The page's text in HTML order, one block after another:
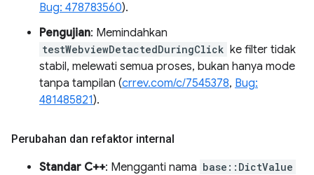
Bug: 478783560).
Pengujian: Memindahkan
testWebviewDetactedDuringClick ke filter tidak
stabil, melewati semua proses, bukan hanya mode
tanpa tampilan (crrev.com/c/7545378, Bug:
481485821).
Perubahan dan refaktor internal
Standar C++: Mengganti nama base::DictValue